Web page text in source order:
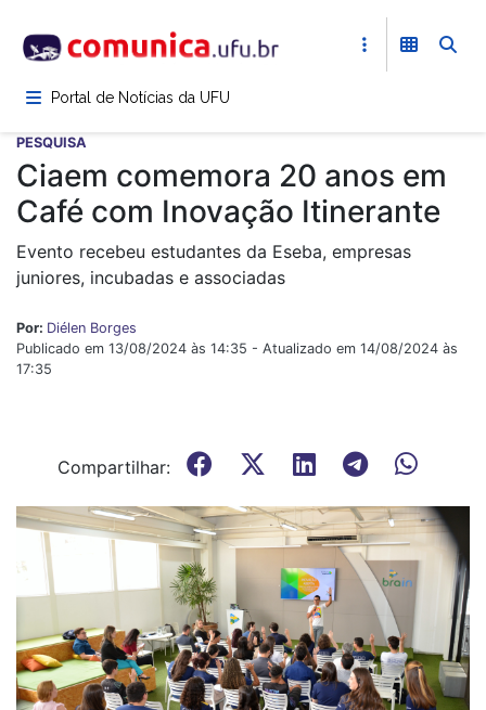
para
conteúdoPortal de Notícias da UFU
PESQUISA
Ciaem comemora 20 anos em
Café com Inovação Itinerante
Evento recebeu estudantes da Eseba, empresas
juniores, incubadas e associadas
Por: Diélen Borges
Publicado em 13/08/2024 às 14:35 - Atualizado em 14/08/2024 às
17:35
Compartilhar: